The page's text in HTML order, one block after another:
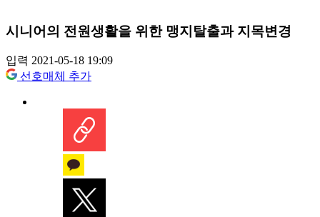
시니어의 전원생활을 위한 맹지탈출과 지목변경
입력 2021-05-18 19:09
선호매체 추가